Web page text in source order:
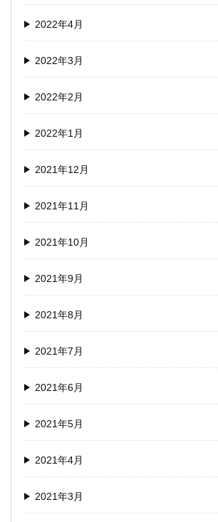
2022年4月
2022年3月
2022年2月
2022年1月
2021年12月
2021年11月
2021年10月
2021年9月
2021年8月
2021年7月
2021年6月
2021年5月
2021年4月
2021年3月